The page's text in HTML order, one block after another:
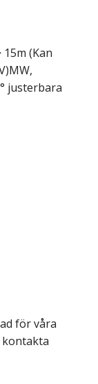
(Kan
justerbara
för våra
kontakta